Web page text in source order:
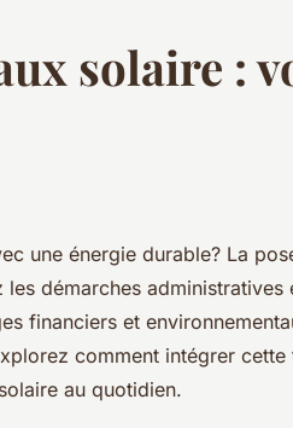
solaire :
une énergie durable? La
démarches administratives
financiers et
comment intégrer
au quotidien.